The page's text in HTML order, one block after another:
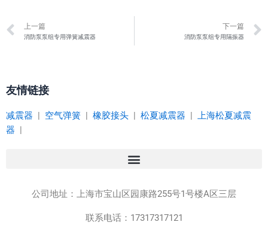
Prev
上一篇
消防泵泵组专用弹簧减震器
下一篇
消防泵泵组专用隔振器
友情链接
减震器 | 空气弹簧 | 橡胶接头 | 松夏减震器 | 上海松夏减震
器 |
公司地址： 上海市宝山区园康路255号1号楼A区三层
联系电话：17317317121